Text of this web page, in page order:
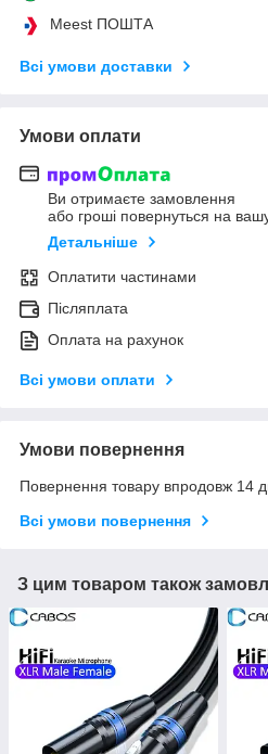
Meest ПОШТА
Всі умови доставки
Умови оплати
Ви отримаєте замовлення
або гроші повернуться на
Детальніше
Оплатити частинами
Післяплата
Оплата на рахунок
Всі умови оплати
Умови повернення
Повернення товару впродовж 14
Всі умови повернення
З цим товаром також